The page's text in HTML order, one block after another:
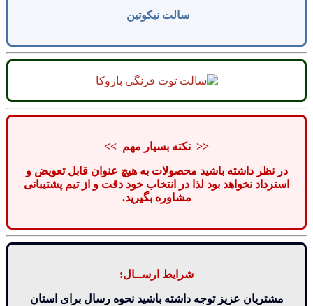
سالت نیکوتین
<< نکته بسیار مهم >>
در نظر داشته باشید محصولات به هیچ عنوان قابل تعویض و
استرداد نخواهد بود لذا در انتخاب خود دقت و از تیم پشتیبانی
مشاوره بگیرید.
شرایط ارســال:
مشتریان عزیز توجه داشته باشید نحوه رسال برای استان